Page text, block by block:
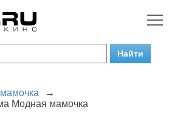
→
Модная мамочка